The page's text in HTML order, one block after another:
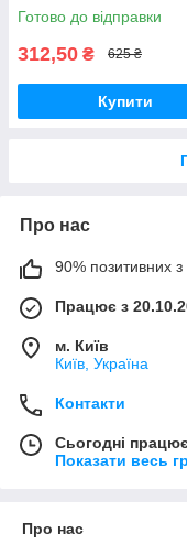
Готово до відправки
312,50 ₴ 625 ₴
Купити
Про нас
90% позитивних з
Працює з
м. Київ
Київ, Україна
Контакти
Сьогодні
Показати весь
Про нас